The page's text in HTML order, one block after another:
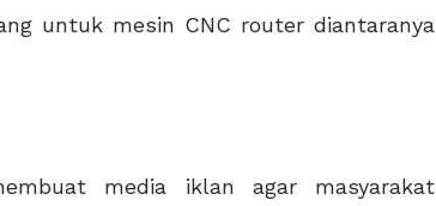
untuk mesin CNC router diantaranya
media iklan agar masyarakat